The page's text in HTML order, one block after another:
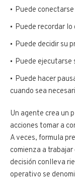
Puede
Puede recordar lo
Puede decidir su
Puede ejecutarse
Puede hacer
cuando sea
Un agente crea un
acciones tomar a
A veces, formula
comienza a
decisión conlleva
operativo se